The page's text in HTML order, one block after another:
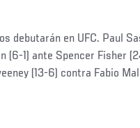
debutarán en UFC. Paul
(6-1) ante Spencer Fisher
(13-6) contra Fabio